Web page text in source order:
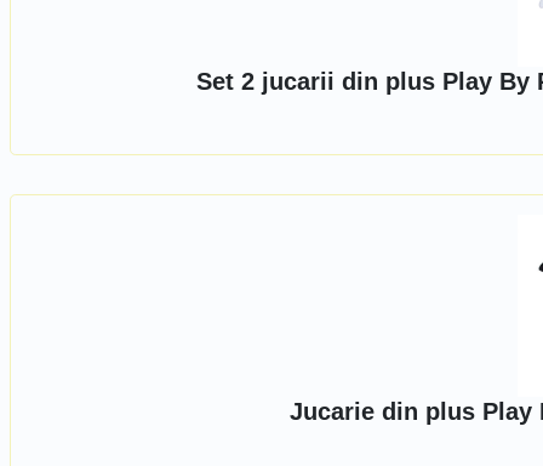
Set 2 jucarii din plus Play By
Jucarie din plus Play